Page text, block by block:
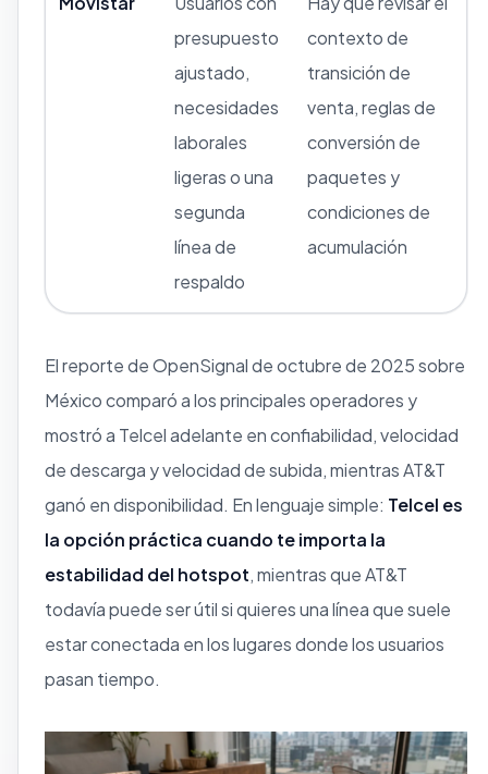
presupuesto
ajustado,
necesidades
laborales
ligeras o una
segunda
línea de
respaldo
contexto de
transición de
venta, reglas de
conversión de
paquetes y
condiciones de
acumulación
El reporte de OpenSignal de octubre de 2025 sobre
México comparó a los principales operadores y
mostró a Telcel adelante en confiabilidad, velocidad
de descarga y velocidad de subida, mientras AT&T
ganó en disponibilidad. En lenguaje simple: Telcel es
la opción práctica cuando te importa la
estabilidad del hotspot, mientras que AT&T
todavía puede ser útil si quieres una línea que suele
estar conectada en los lugares donde los usuarios
pasan tiempo.